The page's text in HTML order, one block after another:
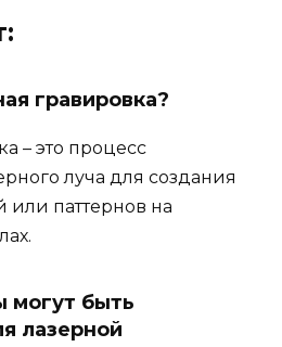
гравировка?
– это процесс
луча для создания
или паттернов на
могут быть
лазерной